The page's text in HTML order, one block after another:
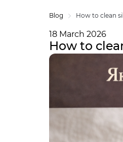
Blog How to clean
18 March 2026
How to